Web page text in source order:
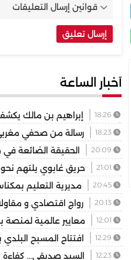
قوانين إرسال التعليقات
أخبار الساعة
إبراهيم بن مالك يكشف
أشعل مواقع التواصل
رسالة من صحفي مغربي
تختزلوا التاريخ في رواية واحدة
الحقيقة الضائعة
بإقليم تازة مديرية التعليم
توسيع وتجويد العرض المدرسي
رواج اقتصادي و
مهرجان عيساوة الدولي
معايير عالمية لمنصة
افتتاح المسبح البلدي
غياب فضاء السباحة الوحيد
السيد صديقي… كفاءة